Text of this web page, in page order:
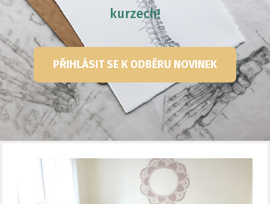
kurzech!
PŘIHLÁSIT SE K ODBĚRU NOVINEK